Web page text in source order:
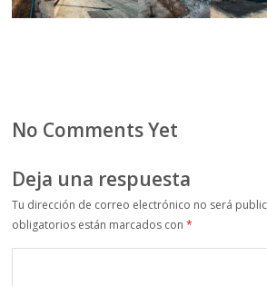
No Comments Yet
Deja una respuesta
Tu dirección de correo electrónico no será
obligatorios están marcados con*